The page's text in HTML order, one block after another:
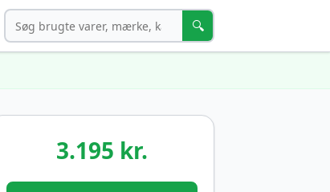
Søg 🔍
3.195 kr.